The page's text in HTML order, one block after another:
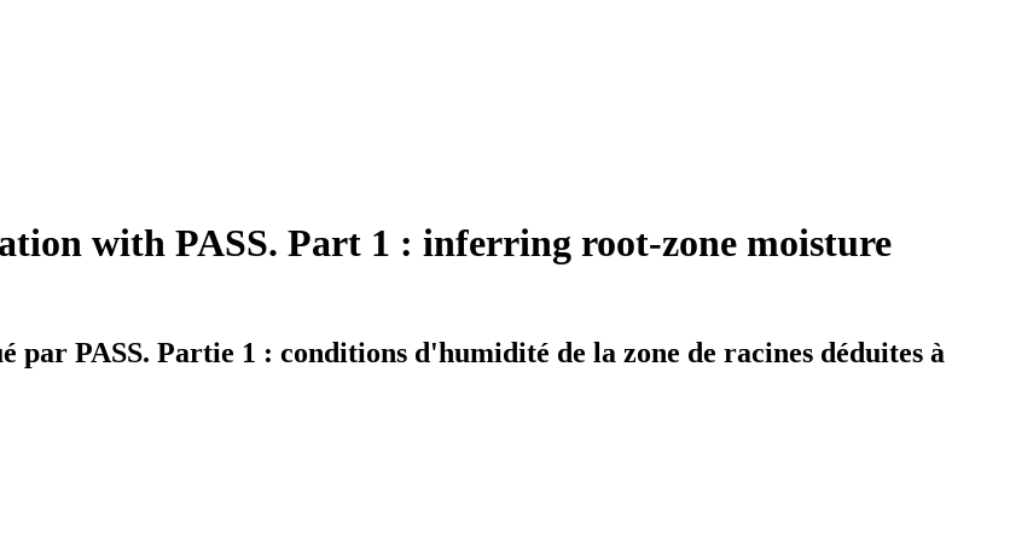
with PASS. Part 1 : inferring root-zone moisture
PASS. Partie 1 : conditions d'humidité de la zone de racines déduites à